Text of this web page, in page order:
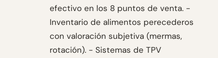
efectivo en los 8 puntos de venta. -
Inventario de alimentos perecederos
con valoración subjetiva (mermas,
rotación). - Sistemas de TPV